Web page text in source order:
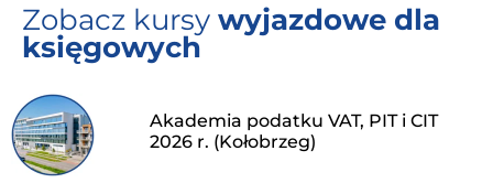
Zobacz kursy wyjazdowe dla
księgowych
Akademia podatku VAT, PIT i CIT
2026 r. (Kołobrzeg)